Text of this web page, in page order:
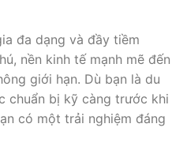
đa dạng và đầy tiềm
nền kinh tế mạnh mẽ đến
giới hạn. Dù bạn là du
chuẩn bị kỹ càng trước khi
có một trải nghiệm đáng